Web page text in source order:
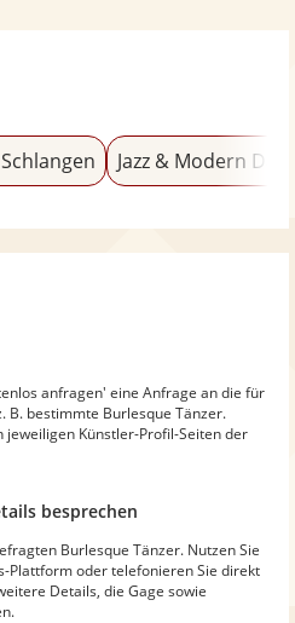
Jazz & Modern
anfragen' eine Anfrage an die für
B. bestimmte Burlesque Tänzer.
jeweiligen Künstler-Profil-Seiten der
besprechen
Burlesque Tänzer. Nutzen Sie
Plattform oder telefonieren Sie direkt
Details, die Gage sowie